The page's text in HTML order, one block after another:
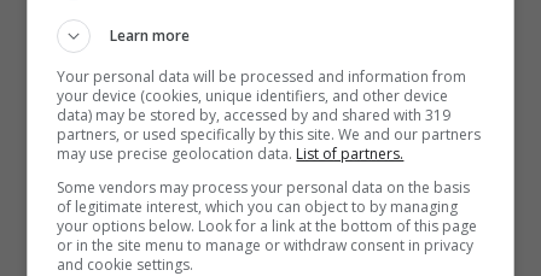
I migliori Mercatini di Natale in Abruzzo nel 2025: sono
sorprendenti – tropismi.it
Learn more
Your personal data will be processed and information from
your device (cookies, unique identifiers, and other device
data) may be stored by, accessed by and shared with 319
partners, or used specifically by this site. We and our partners
may use precise geolocation data. List of partners.
Some vendors may process your personal data on the basis
of legitimate interest, which you can object to by managing
your options below. Look for a link at the bottom of this page
or in the site menu to manage or withdraw consent in privacy
and cookie settings.